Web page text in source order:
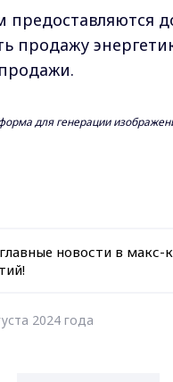
предоставляются
продажу
для генерации
новости в макс-
2024 года